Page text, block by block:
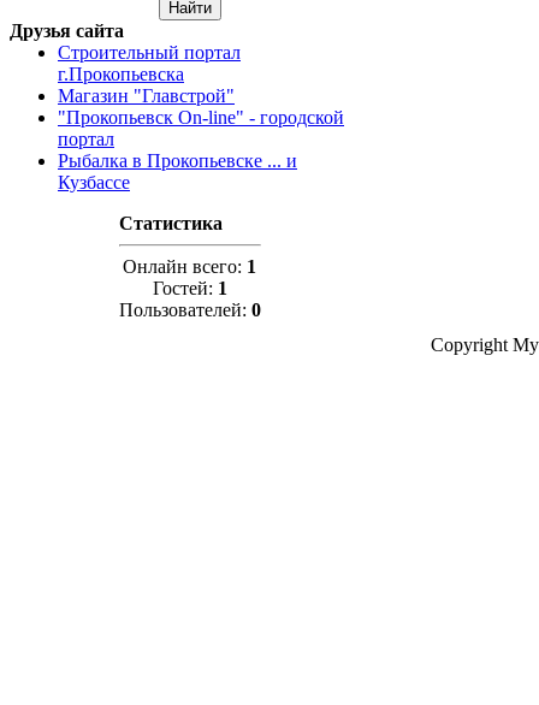
Друзья сайта
Строительный портал
г.Прокопьевска
Магазин "Главстрой"
"Прокопьевск On-line" - городской
портал
Рыбалка в Прокопьевске ... и
Кузбассе
Статистика
Онлайн всего: 1
Гостей: 1
Пользователей: 0
Copyright